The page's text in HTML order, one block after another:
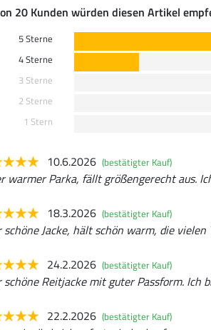
20 Kunden würden diesen Artikel
5 Sterne
4 Sterne
3 Sterne
2 Sterne
1 Stern
10.6.2026 (bestätigter Kauf)
warmer Parka, fällt größengerecht aus.
18.3.2026 (bestätigter Kauf)
schöne Jacke, hält schön warm, die
24.2.2026 (bestätigter Kauf)
schöne Reitjacke mit guter Passform. Ich
22.2.2026 (bestätigter Kauf)